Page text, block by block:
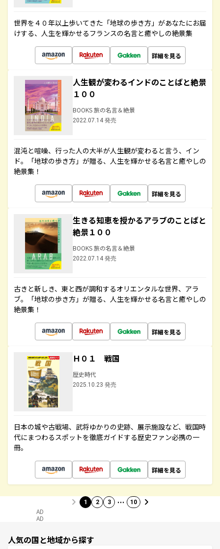
世界を４０年以上歩いてきた「地球の歩き方」があなたにお届
けする、人生を輝かせるフランスの名言と癒やしの絶景集
詳細を見る
人生観が変わるインドのことばと絶景
１００
BOOKS 旅の名言＆絶景
2022.07.14 発売
混沌と喧噪、行った人の大半が人生観が変わると言う、イン
ド。「地球の歩き方」が贈る、人生を輝かせる名言と癒やしの
絶景集！
詳細を見る
生きる知恵を授かるアラブのことばと
絶景１００
BOOKS 旅の名言＆絶景
2022.07.14 発売
古きと新しき、東と西が調和するオリエンタルな世界、アラ
ブ。「地球の歩き方」が贈る、人生を輝かせる名言と癒やしの
絶景集！
詳細を見る
Ｈ０１ 戦国
歴史時代
2025.10.23 発売
日本の城や古戦場、武将ゆかりの史跡、展示施設など、戦国時
代にまつわるスポットを徹底ガイドする歴史ファン必携の一
冊。
詳細を見る
1 2 3 … 10
AD
AD
人気の国と地域から探す